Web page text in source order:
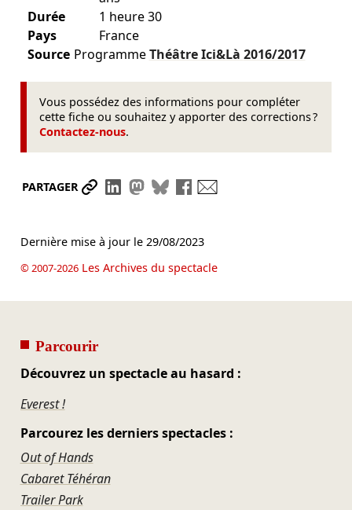
Durée
1 heure 30
Pays
France
Source ProgrammeThéâtre Ici&Là 2016/2017
Vous possédez des informations pour compléter
cette fiche ou souhaitez y apporter des corrections ?
Contactez-nous.
PARTAGER Partager le lien
Partager sur LinkedIn
Partager sur Mastodon
Partager sur Bluesky
Partager sur Facebook
Dernière mise à jour le 29/08/2023
© 2007-2026Les Archives du spectacle
Parcourir
Découvrez un spectacle au hasard :
Everest !
Parcourez les derniers spectacles :
Out of Hands
Cabaret Téhéran
Trailer Park